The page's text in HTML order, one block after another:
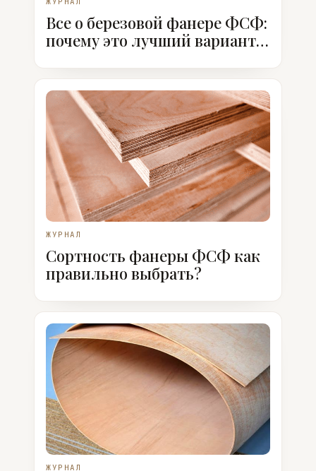
Все о березовой фанере ФСФ:
почему это лучший вариант,
ЖУРНАЛ
Сортность фанеры ФСФ как
правильно выбрать?
ЖУРНАЛ